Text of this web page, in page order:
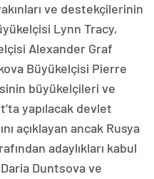
ve destekçilerinin
Lynn Tracy,
Alexander Graf
Büyükelçisi Pierre
büyükelçileri ve
yapılacak devlet
açıklayan ancak Rusya
adaylıkları kabul
Duntsova ve